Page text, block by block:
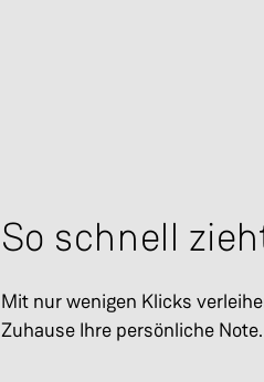
So schnell
Mit nur wenigen Klicks
Zuhause Ihre persönliche Note.